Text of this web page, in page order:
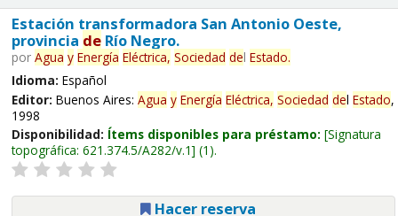
Estación transformadora San Antonio Oeste,
provincia deRío Negro.
por Agua y Energía Eléctrica, Sociedad del Estado.
Idioma: Español
Editor: Buenos Aires: Agua y Energía Eléctrica, Sociedad del Estado,
1998
Disponibilidad: Ítems disponibles para préstamo: Signatura
topográfica: 621.374.5/A282/v.1 (1).
Hacer reserva